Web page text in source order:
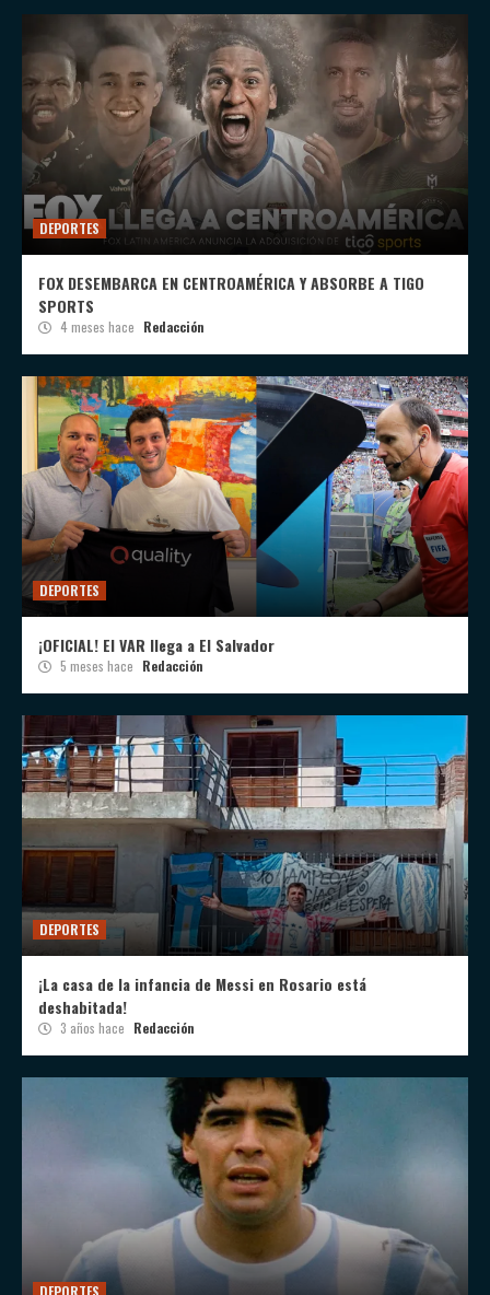
DEPORTES
FOX DESEMBARCA EN CENTROAMÉRICA Y ABSORBE A TIGO
SPORTS
4 meses hace Redacción
DEPORTES
¡OFICIAL! El VAR llega a El Salvador
5 meses hace Redacción
DEPORTES
¡La casa de la infancia de Messi en Rosario está
deshabitada!
3 años hace Redacción